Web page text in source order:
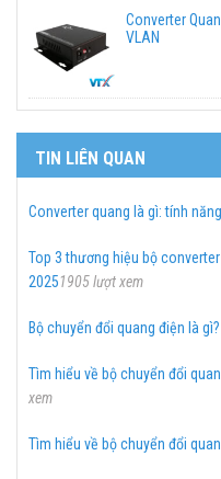
Converter
VLAN
TIN LIÊN QUAN
Converter quang là gì: tính
Top 3 thương hiệu bộ
20251905 lượt xem
Bộ chuyển đổi quang điện là
Tìm hiểu về bộ chuyển đổi
xem
Tìm hiểu về bộ chuyển đổi